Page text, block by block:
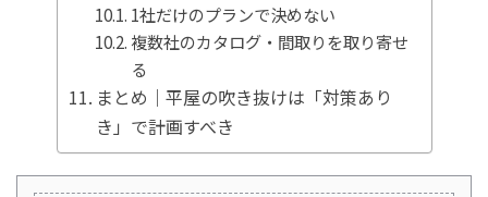
1社だけのプランで決めない
複数社のカタログ・間取りを取り寄せ
る
まとめ｜平屋の吹き抜けは「対策あり
き」で計画すべき